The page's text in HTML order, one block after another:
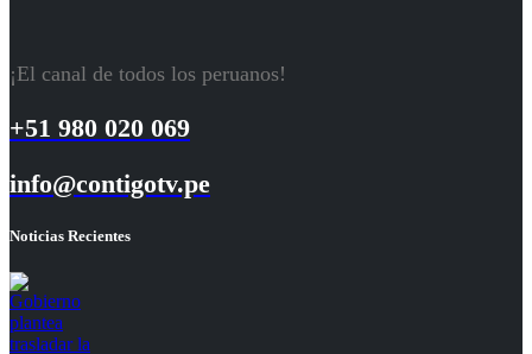
¡El canal de todos los peruanos!
+51 980 020 069
info@contigotv.pe
Noticias Recientes